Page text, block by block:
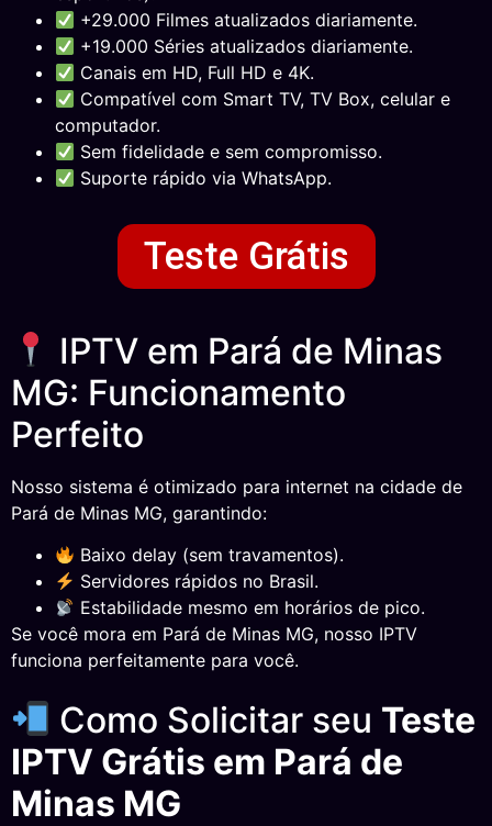
+29.000 Filmes atualizados diariamente.
+19.000 Séries atualizados diariamente.
Canais em HD, Full HD e 4K.
Compatível com Smart TV, TV Box, celular e
computador.
Sem fidelidade e sem compromisso.
Suporte rápido via WhatsApp.
Teste Grátis
IPTV em Pará de Minas
MG: Funcionamento
Perfeito
Nosso sistema é otimizado para internet na cidade de
Pará de Minas MG, garantindo:
Baixo delay (sem travamentos).
Servidores rápidos no Brasil.
Estabilidade mesmo em horários de pico.
Se você mora em Pará de Minas MG, nosso IPTV
funciona perfeitamente para você.
Como Solicitar seu Teste
IPTV Grátis em Pará de
Minas MG